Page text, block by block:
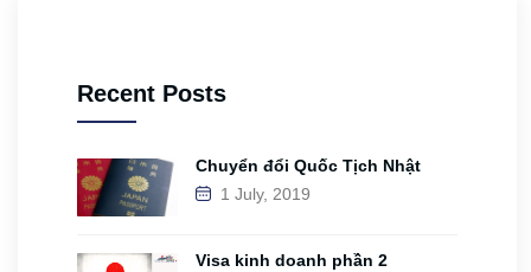
Recent Posts
Chuyển đổi Quốc Tịch Nhật
1 July, 2019
Visa kinh doanh phần 2